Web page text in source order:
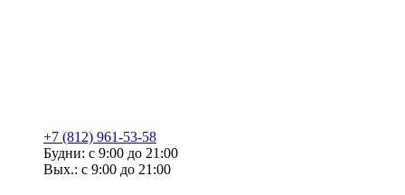
+7 (812) 961-53-58
Будни: с 9:00 до 21:00
Вых.: с 9:00 до 21:00